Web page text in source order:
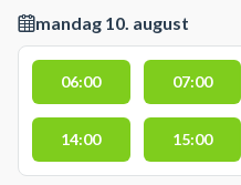
mandag 10. august
06:00 07:00
14:00 15:00